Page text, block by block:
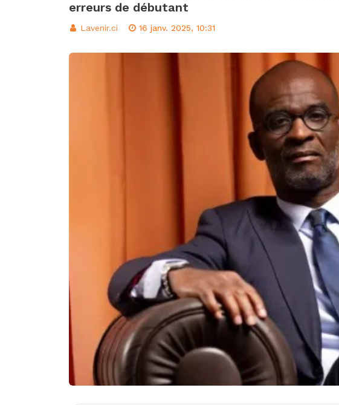
Classement FIFA: La Côte
erreurs de débutant
Lavenir.ci 16 janv. 2025, 10:31